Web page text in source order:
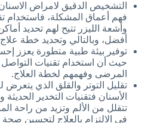
التشخيص الدقيق لامراض
فهم أعماق المشكلة، فاستخدام
وأشعة الليزر تتيح لهم تحديد
أفضل، وبالتالي وتحديد خطة
توفير بيئة طبية متطورة يعزز
حيث أن استخدام تقنيات
المرضى وفهمهم لخطة العلاج.
تقليل التوتر والقلق الذي
الأسنان فتقنيات التخدير
تتقلل من الألم وتزيد من راحة
في الالتزام بالعلاج لتحسين صحة